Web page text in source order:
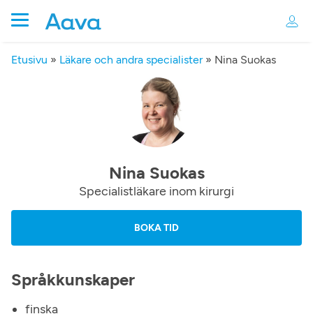
Etusivu » Läkare och andra specialister» Nina Suokas
Nina Suokas
Specialistläkare inom kirurgi
BOKA TID
Språkkunskaper
finska